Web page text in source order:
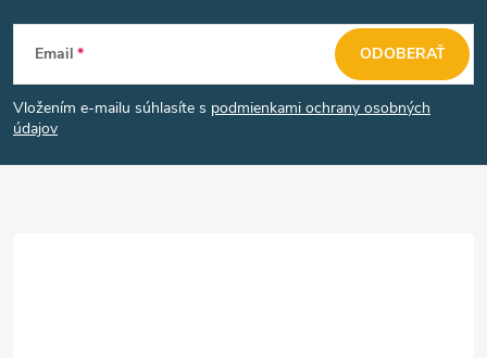
s
u
Z
á
p
Email
Vložením e-mailu súhlasíte s podmienkami ochrany osobných
údajov
ODOBERAŤ